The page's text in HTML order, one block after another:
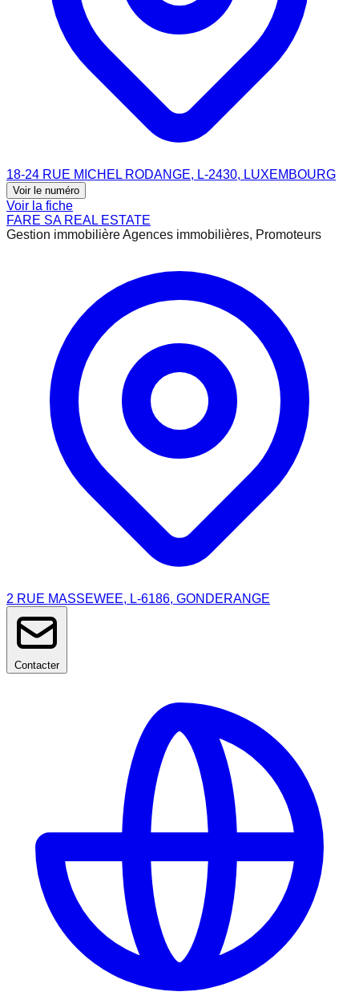
18-24 RUE MICHEL RODANGE, L-2430, LUXEMBOURG
Voir le numéro
Voir la fiche
FARE SA REAL ESTATE
Gestion immobilière Agences immobilières, Promoteurs
2 RUE MASSEWEE, L-6186, GONDERANGE
Contacter